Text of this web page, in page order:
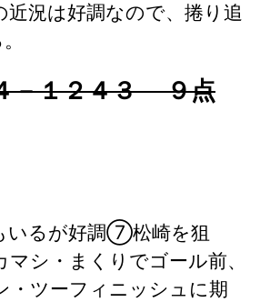
況は好調なので、捲り追
１２４３ ９点
るが好調⑦松崎を狙
シ・まくりでゴール前、
ツーフィニッシュに期